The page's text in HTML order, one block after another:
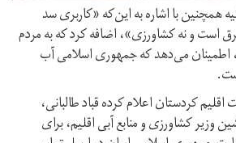
همچنین با اشاره به ‌این‌که «کاربری سد
است و نه کشاورزی»، اضافه کرد که به مردم
اطمینان می‌دهد که جمهوری اسلامی آب
کردستان اعلام کردە قباد طالبانی،
وزیر کشاورزی و منابع آبی اقلیم، برای